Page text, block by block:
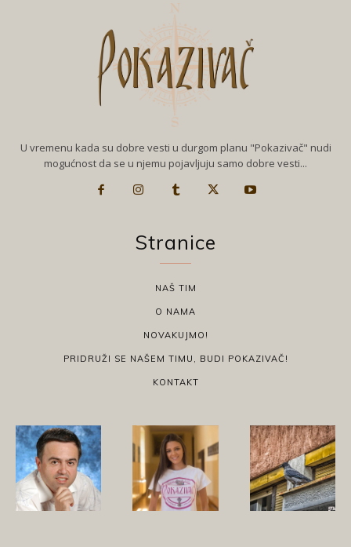
U vremenu kada su dobre vesti u durgom planu "Pokazivač" nudi
mogućnost da se u njemu pojavljuju samo dobre vesti...
Stranice
NAŠ TIM
O NAMA
NOVAKUJMO!
PRIDRUŽI SE NAŠEM TIMU, BUDI POKAZIVAČ!
KONTAKT